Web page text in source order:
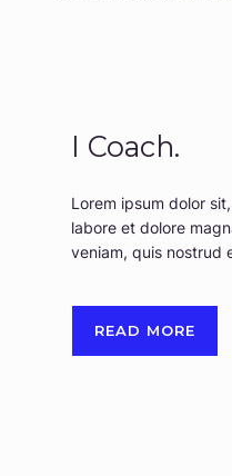
I Coach.
Lorem ipsum dolor
labore et dolore
veniam, quis nostrud
READ MORE